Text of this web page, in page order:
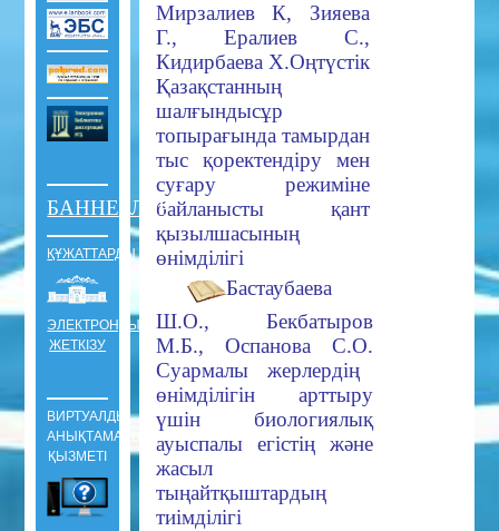
Мирзалиев К, Зияева
Г., Ералиев С.,
Кидирбаева X.Оңтүстік
Қазақстанның
шалғындысұр
топырағында тамырдан
тыс қоректендіру мен
суғару режиміне
байланысты қант
қызылшасының
өнімділігі
Бастаубаева
Ш.О., Бекбатыров
М.Б., Оспанова С.О.
Суармалы жерлердің
өнімділігін арттыру
үшін биологиялық
ауыспалы егістің және
жасыл
тыңайтқыштардың
тиімділігі
БАННЕРЛЕР
ҚҰЖАТТАРДЫ
ЭЛЕКТРОНДЫ
ЖЕТКІЗУ
ВИРТУАЛДЫ
АНЫҚТАМАЛЫҚ
ҚЫЗМЕТІ